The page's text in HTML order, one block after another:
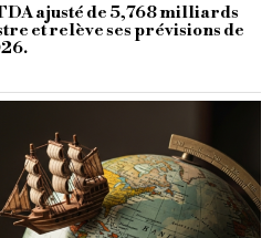
ajusté de 5,768 milliards
et relève ses prévisions de